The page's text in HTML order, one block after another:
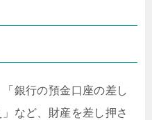
銀行の預金口座の差し
など、財産を差し押さ